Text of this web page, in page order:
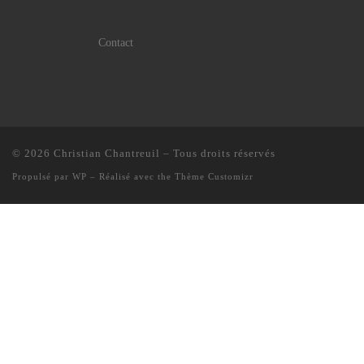
Contact
© 2026 Christian Chantreuil – Tous droits réservés
Propulsé par WP – Réalisé avec the Thème Customizr